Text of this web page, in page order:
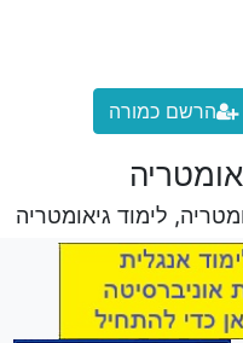
הרשם כמורה
לימוד גיאומטריה